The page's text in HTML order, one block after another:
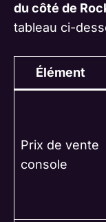
du côté de
tableau ci-
Élément
Prix de vente
console